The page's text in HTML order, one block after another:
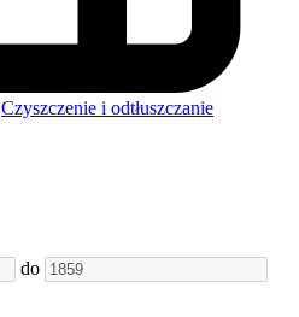
Czyszczenie i odtłuszczanie
do